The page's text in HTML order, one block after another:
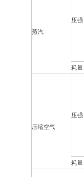
蒸汽
压强
耗量
压缩空气
压强
耗量